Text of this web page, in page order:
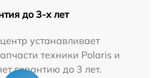
до 3-х лет
устанавливает
техники Polaris и
гарантию до 3 лет.